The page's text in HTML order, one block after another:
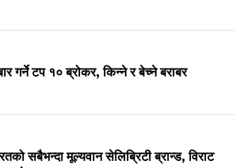
गर्ने टप १० ब्रोकर, किन्ने र बेच्ने बराबर
सबैभन्दा मूल्यवान सेलिब्रिटी ब्रान्ड, विराट